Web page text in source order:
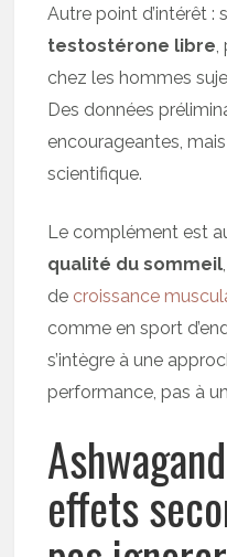
Autre point d’intérêt
testostérone libre,
chez les hommes
Des données
encourageantes,
scientifique.
Le complément est
qualité du sommeil
de croissance
comme en sport
s’intègre à une
performance, pas à
effets